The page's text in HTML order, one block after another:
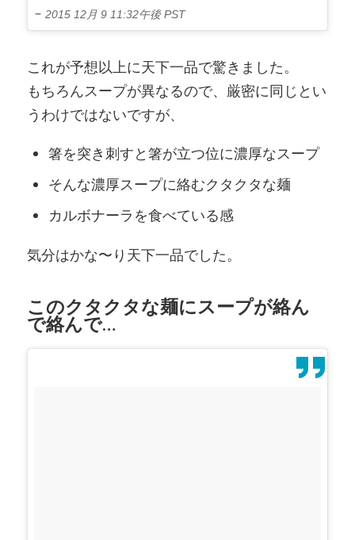
– 2015 12月 9 11:32午後 PST
これが予想以上に天下一品で驚きました。
もちろんスープが異なるので、厳密に同じとい
うわけではないですが、
箸を突き刺すと箸が立つ位に濃厚なスープ
そんな濃厚スープに絡むクタクタな麺
カルボナーラを食べている感
気分はかな〜り天下一品でした。
このクタクタな麺にスープが絡ん
で絡んで…